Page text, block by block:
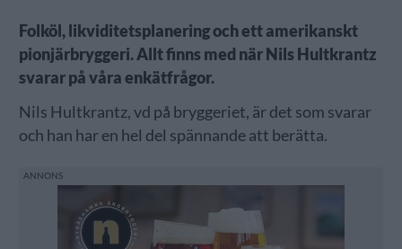
Folköl, likviditetsplanering och ett amerikanskt
pionjärbryggeri. Allt finns med när Nils Hultkrantz
svarar på våra enkätfrågor.
Nils Hultkrantz, vd på bryggeriet, är det som svarar
och han har en hel del spännande att berätta.